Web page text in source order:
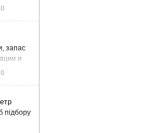
0
запас
и
0
підбору